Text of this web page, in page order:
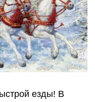
езды! В